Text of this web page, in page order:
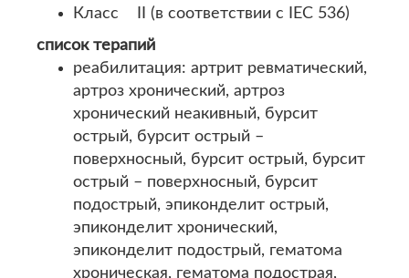
Класс II (в соответствии с IEC 536)
список терапий
реабилитация: артрит ревматический,
артроз хронический, артроз
хронический неакивный, бурсит
острый, бурсит острый –
поверхносный, бурсит острый, бурсит
острый – поверхносный, бурсит
подострый, эпиконделит острый,
эпиконделит хронический,
эпиконделит подострый, гематома
хроническая, гематома подострая,